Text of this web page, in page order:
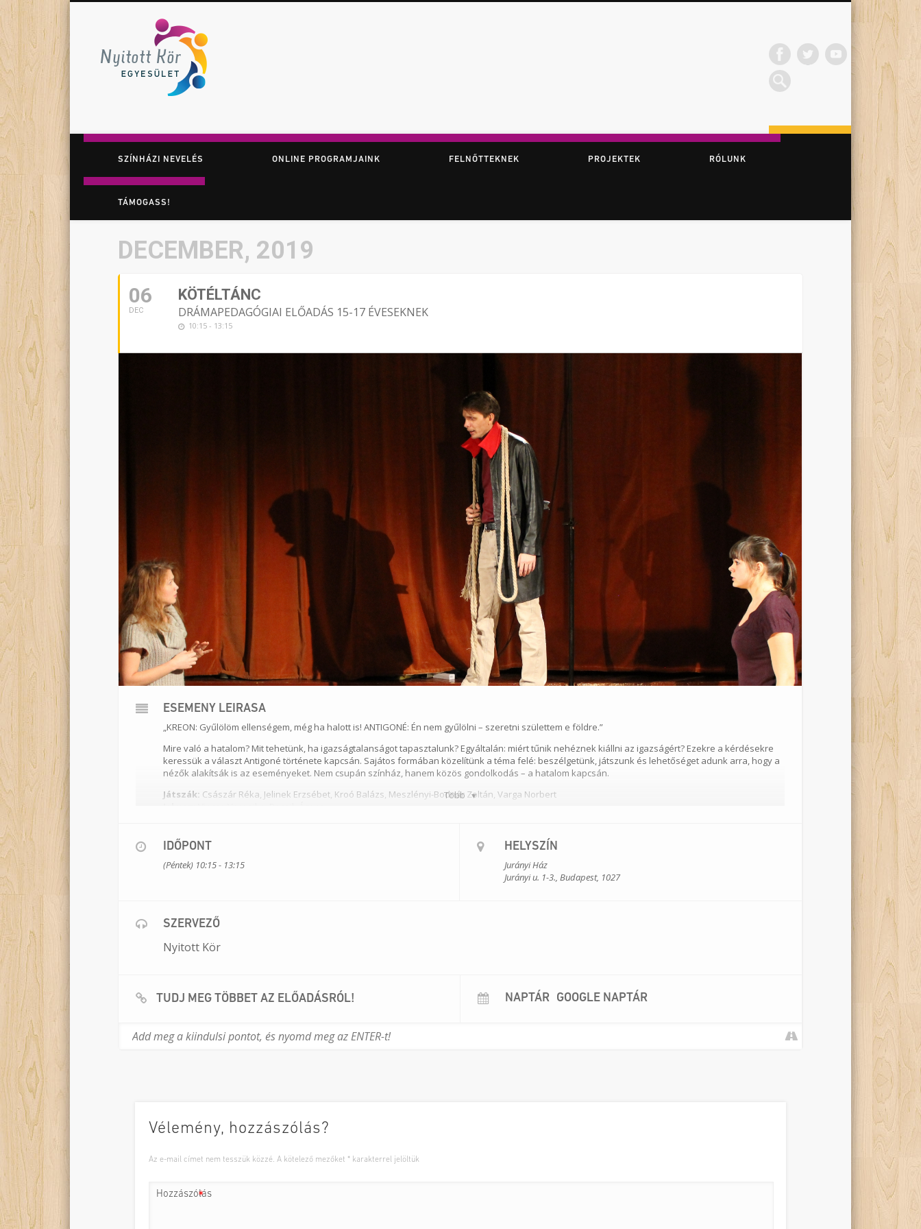
Játék. Színház. Felfedezés.
FacebookTwitter Vimeo
SZÍNHÁZI NEVELÉS ONLINE PROGRAMJAINK FELNŐTTEKNEK PROJEKTEK RÓLUNK
TÁMOGASS!
DECEMBER, 2019
06
DEC
KÖTÉLTÁNC
DRÁMAPEDAGÓGIAI ELŐADÁS 15-17 ÉVESEKNEK
10:15 - 13:15
Több
ESEMÉNY LEÍRÁSA
„KREON: Gyűlölöm ellenségem, még ha halott is! ANTIGONÉ: Én nem gyűlölni – szeretni születtem e földre.”
Mire való a hatalom? Mit tehetünk, ha igazságtalanságot tapasztalunk? Egyáltalán: miért tűnik nehéznek kiállni az igazságért? Ezekre a kérdésekre
keressük a választ Antigoné története kapcsán. Sajátos formában közelítünk a téma felé: beszélgetünk, játszunk és lehetőséget adunk arra, hogy a
nézők alakítsák is az eseményeket. Nem csupán színház, hanem közös gondolkodás – a hatalom kapcsán.
Játszák: Császár Réka, Jelinek Erzsébet, Kroó Balázs, Meszlényi-Bodnár Zoltán, Varga Norbert
Csatlakozó NAT tartalom:
A világirodalom drámai művei. Szophoklész: Antigóné című drámájának különböző elemzési, értelmezési eljárásai,
jelentés, olvasat, értékelés. Tömegtájékoztatás és demokrácia. Média és hatalom.
Időtartam:180 perc
Jurányi Közösségi Produkciós Inkubátorház (1027 Budapest, Jurányi utca 1-3.)Résztvevők száma:egy osztály (max. 40 fő)
IDŐPONT
(Péntek) 10:15 - 13:15
HELYSZÍN
Jurányi Ház
Jurányi u. 1-3., Budapest, 1027
SZERVEZŐ
Nyitott Kör
TUDJ MEG TÖBBET AZ ELŐADÁSRÓL! NAPTÁR GOOGLE NAPTÁR
Vélemény, hozzászólás?
Az e-mail címet nem tesszük közzé. A kötelező mezőket * karakterrel jelöltük
Hozzászólás
*